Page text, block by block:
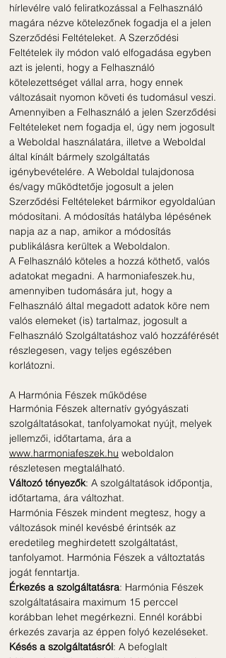
hírlevélre való feliratkozással a Felhasználó
magára nézve kötelezőnek fogadja el a jelen
Szerződési Feltételeket. A Szerződési
Feltételek ily módon való elfogadása egyben
azt is jelenti, hogy a Felhasználó
kötelezettséget vállal arra, hogy ennek
változásait nyomon követi és tudomásul veszi.
Amennyiben a Felhasználó a jelen Szerződési
Feltételeket nem fogadja el, úgy nem jogosult
a Weboldal használatára, illetve a Weboldal
által kínált bármely szolgáltatás
igénybevételére. A Weboldal tulajdonosa
és/vagy működtetője jogosult a jelen
Szerződési Feltételeket bármikor egyoldalúan
módosítani. A módosítás hatályba lépésének
napja az a nap, amikor a módosítás
publikálásra kerültek a Weboldalon.
A Felhasználó köteles a hozzá köthető, valós
adatokat megadni. A harmoniafeszek.hu,
amennyiben tudomására jut, hogy a
Felhasználó által megadott adatok köre nem
valós elemeket (is) tartalmaz, jogosult a
Felhasználó Szolgáltatáshoz való hozzáférését
részlegesen, vagy teljes egészében
korlátozni.
A Harmónia Fészek működése
Harmónia Fészek alternatív gyógyászati
szolgáltatásokat, tanfolyamokat nyújt, melyek
jellemzői, időtartama, ára a
www.harmoniafeszek.hu weboldalon
részletesen megtalálható.
Változó tényezők: A szolgáltatások időpontja,
időtartama, ára változhat.
Harmónia Fészek mindent megtesz, hogy a
változások minél kevésbé érintsék az
eredetileg meghirdetett szolgáltatást,
tanfolyamot. Harmónia Fészek a változtatás
jogát fenntartja.
Érkezés a szolgáltatásra: Harmónia Fészek
szolgáltatásaira maximum 15 perccel
korábban lehet megérkezni. Ennél korábbi
érkezés zavarja az éppen folyó kezeléseket.
Késés a szolgáltatásról: A befoglalt